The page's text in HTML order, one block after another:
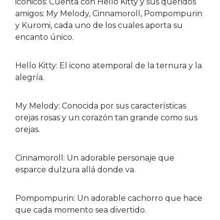
amigos: My Melody, Cinnamoroll, Pompompurin
y Kuromi, cada uno de los cuales aporta su
encanto único.
Hello Kitty: El icono atemporal de la ternura y la
alegría.
My Melody: Conocida por sus características
orejas rosas y un corazón tan grande como sus
orejas.
Cinnamoroll: Un adorable personaje que
esparce dulzura allá donde va.
Pompompurin: Un adorable cachorro que hace
que cada momento sea divertido.